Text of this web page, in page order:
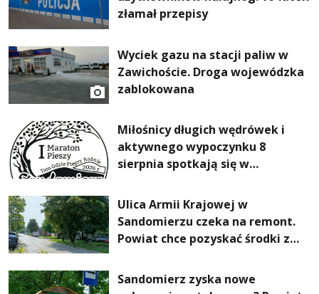
złamał przepisy
Wyciek gazu na stacji paliw w
Zawichoście. Droga wojewódzka
zablokowana
Miłośnicy długich wędrówek i
aktywnego wypoczynku 8
sierpnia spotkają się w
Pieszym „Tam Gdzie Pieprz
Rośnie”
Ulica Armii Krajowej w
Sandomierzu czeka na remont.
Powiat chce pozyskać środki z
Dróg
Sandomierz zyska nowe